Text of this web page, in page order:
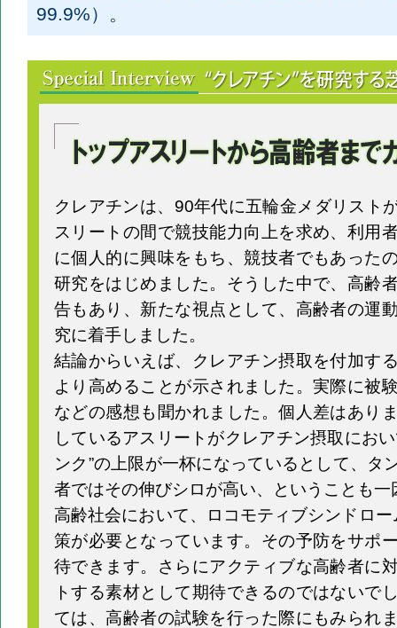
99.9%）。
クレアチンは、90年代に五輪金メダリスト
スリートの間で競技能力向上を求め、利用
に個人的に興味をもち、競技者でもあった
研究をはじめました。そうした中で、高齢
告もあり、新たな視点として、高齢者の運
究に着手しました。
結論からいえば、クレアチン摂取を付加す
より高めることが示されました。実際に被
などの感想も聞かれました。個人差はあり
しているアスリートがクレアチン摂取にお
ンク”の上限が一杯になっているとして、タ
者ではその伸びシロが高い、ということも一
高齢社会において、ロコモティブシンドロ
策が必要となっています。その予防をサポ
待できます。さらにアクティブな高齢者に
トする素材として期待できるのではないで
ては、高齢者の試験を行った際にもみられ